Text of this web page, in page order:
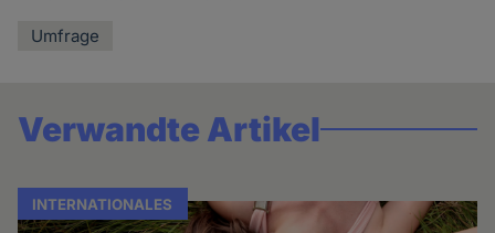
Umfrage
Verwandte Artikel
INTERNATIONALES